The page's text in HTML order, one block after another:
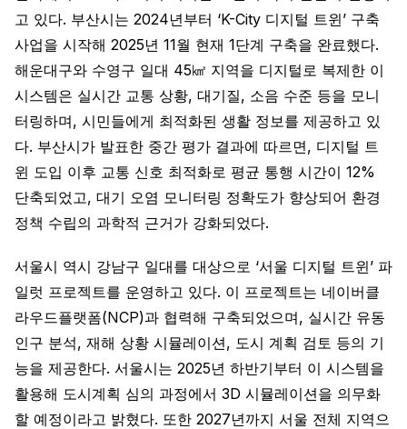
고 있다. 부산시는 2024년부터 ‘K-City 디지털 트윈’ 구축
사업을 시작해 2025년 11월 현재 1단계 구축을 완료했다.
해운대구와 수영구 일대 45㎢ 지역을 디지털로 복제한 이
시스템은 실시간 교통 상황, 대기질, 소음 수준 등을 모니
터링하며, 시민들에게 최적화된 생활 정보를 제공하고 있
다. 부산시가 발표한 중간 평가 결과에 따르면, 디지털 트
윈 도입 이후 교통 신호 최적화로 평균 통행 시간이 12%
단축되었고, 대기 오염 모니터링 정확도가 향상되어 환경
정책 수립의 과학적 근거가 강화되었다.
서울시 역시 강남구 일대를 대상으로 ‘서울 디지털 트윈’ 파
일럿 프로젝트를 운영하고 있다. 이 프로젝트는 네이버클
라우드플랫폼(NCP)과 협력해 구축되었으며, 실시간 유동
인구 분석, 재해 상황 시뮬레이션, 도시 계획 검토 등의 기
능을 제공한다. 서울시는 2025년 하반기부터 이 시스템을
활용해 도시계획 심의 과정에서 3D 시뮬레이션을 의무화
할 예정이라고 밝혔다. 또한 2027년까지 서울 전체 지역으